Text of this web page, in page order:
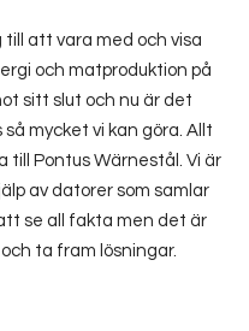
att vara med och visa
och matproduktion på
sitt slut och nu är det
mycket vi kan göra. Allt
Pontus Wärnestål. Vi är
av datorer som samlar
se all fakta men det är
ta fram lösningar.